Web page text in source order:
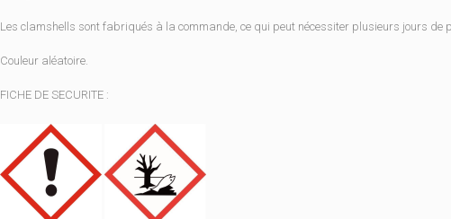
Les clamshells sont fabriqués à la commande, ce qui peut nécessiter plusieurs jours de
Couleur aléatoire.
FICHE DE SECURITE :